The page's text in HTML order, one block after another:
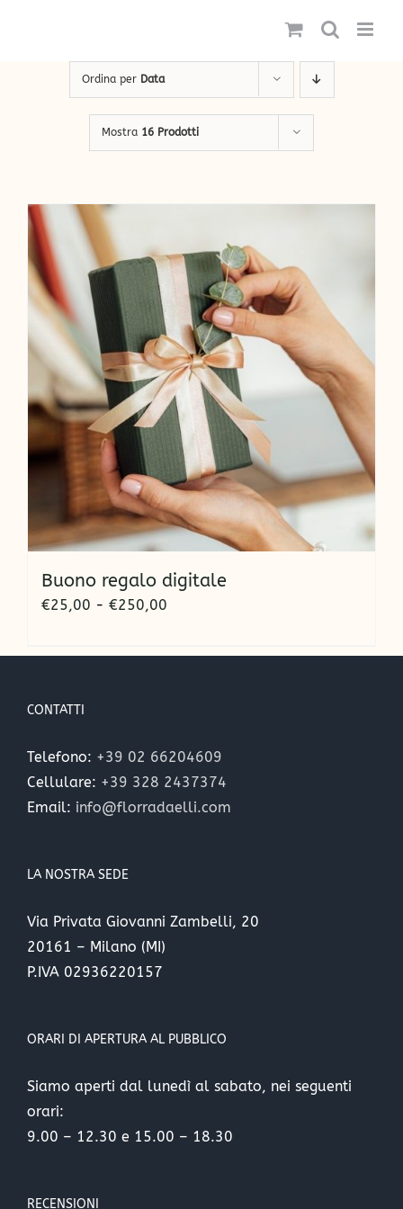
Ordina per Data
Mostra 16 Prodotti
Buono regalo digitale
€25,00 - €250,00
prezzo:
€250,00
CONTATTI
Telefono: +39 02 66204609
Cellulare: +39 328 2437374
Email: info@florradaelli.com
LA NOSTRA SEDE
Via Privata Giovanni Zambelli, 20
20161 – Milano (MI)
P.IVA 02936220157
ORARI DI APERTURA AL PUBBLICO
Siamo aperti dal lunedì al sabato, nei seguenti
orari:
9.00 – 12.30 e 15.00 – 18.30
RECENSIONI